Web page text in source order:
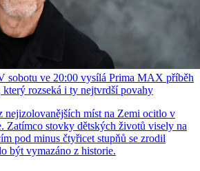
sobotu ve 20:00 vysílá Prima MAX příběh
který rozseká i ty nejtvrdší povahy
nejizolovanějších míst na Zemi ocitlo v
Zatímco stovky dětských životů visely na
pod minus čtyřicet stupňů se zrodil
být vymazáno z historie.